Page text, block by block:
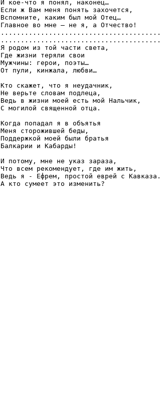
И кое-что я понял, наконец…
Если ж Вам меня понять захочется,
Вспомните, каким был мой Отец…
Главное во мне – не я, а Отчество!
Я родом из той части света,
Где жизни теряли свои
Мужчины: герои, поэты…
От пули, кинжала, любви…
Кто скажет, что я неудачник,
Не верьте словам подлеца,
Ведь в жизни моей есть мой Нальчик,
С могилой священной отца.
Когда попадал я в объятья
Меня сторожившей беды,
Поддержкой моей были братья
Балкарии и Кабарды!
И потому, мне не указ зараза,
Что всем рекомендует, где им жить,
Ведь я - Ефрем, простой еврей с
А кто сумеет это изменить?